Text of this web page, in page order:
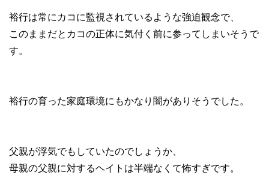
裕行は常にカコに監視されているような強迫観念で、
このままだとカコの正体に気付く前に参ってしまいそうで
す。
裕行の育った家庭環境にもかなり闇がありそうでした。
父親が浮気でもしていたのでしょうか、
母親の父親に対するヘイトは半端なくて怖すぎです。